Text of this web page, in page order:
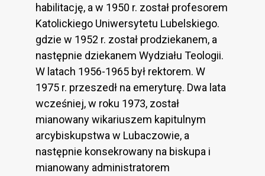
habilitację, a w 1950 r. został profesorem
Katolickiego Uniwersytetu Lubelskiego.
gdzie w 1952 r. został prodziekanem, a
następnie dziekanem Wydziału Teologii.
W latach 1956-1965 był rektorem. W
1975 r. przeszedł na emeryturę. Dwa lata
wcześniej, w roku 1973, został
mianowany wikariuszem kapitulnym
arcybiskupstwa w Lubaczowie, a
następnie konsekrowany na biskupa i
mianowany administratorem